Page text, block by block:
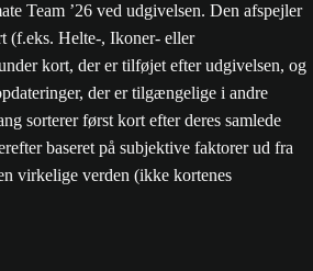
Team ’26 ved udgivelsen. Den afspejler
(f.eks. Helte-, Ikoner- eller
kort, der er tilføjet efter udgivelsen, og
der er tilgængelige i andre
sorterer først kort efter deres samlede
baseret på subjektive faktorer ud fra
virkelige verden (ikke kortenes